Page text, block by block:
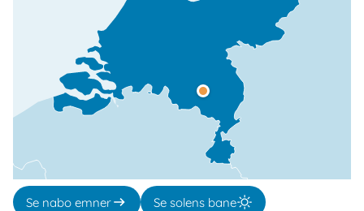
Se nabo emner Se solens bane